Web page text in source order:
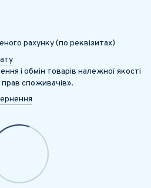
рахунку (по реквізитах)
і обмін товарів належної якості
споживачів».